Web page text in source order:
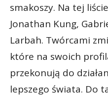
smakoszy. Na tej
Jonathan Kung,
Larbah. Twórcami
które na swoich
przekonują do
lepszego świata. Do